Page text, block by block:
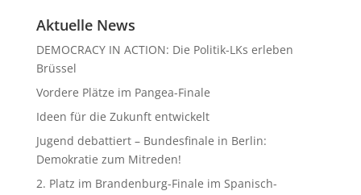
Aktuelle News
DEMOCRACY IN ACTION: Die Politik-LKs erleben
Brüssel
Vordere Plätze im Pangea-Finale
Ideen für die Zukunft entwickelt
Jugend debattiert – Bundesfinale in Berlin:
Demokratie zum Mitreden!
2. Platz im Brandenburg-Finale im Spanisch-